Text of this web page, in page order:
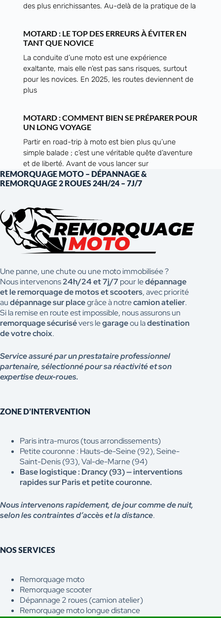
des plus enrichissantes. Au-delà de la pratique de la
MOTARD : LE TOP DES ERREURS À ÉVITER EN
TANT QUE NOVICE
La conduite d’une moto est une expérience
exaltante, mais elle n’est pas sans risques, surtout
pour les novices. En 2025, les routes deviennent de
plus
MOTARD : COMMENT BIEN SE PRÉPARER POUR
UN LONG VOYAGE
Partir en road-trip à moto est bien plus qu’une
simple balade ; c’est une véritable quête d’aventure
et de liberté. Avant de vous lancer sur
REMORQUAGE MOTO – DÉPANNAGE &
REMORQUAGE 2 ROUES 24H/24 – 7J/7
Une panne, une chute ou une moto immobilisée ?
Nous intervenons24h/24 et 7j/7 pour ledépannage
et le remorquage de motos et scooters, avec priorité
audépannage sur placegrâce à notrecamion atelier.
Si la remise en route est impossible, nous assurons un
remorquage sécurisévers legarageou ladestination
de votre choix.
Service assuré par un prestataire professionnel
partenaire, sélectionné pour sa réactivité et son
expertise deux-roues.
ZONE D’INTERVENTION
Paris intra-muros (tous arrondissements)
Petite couronne : Hauts-de-Seine (92), Seine-
Saint-Denis (93), Val-de-Marne (94)
Base logistique : Drancy (93) — interventions
rapides sur Paris et petite couronne.
Nous intervenons rapidement, de jour comme de nuit,
selon les contraintes d’accès et la distance.
NOS SERVICES
Remorquage moto
Remorquage scooter
Dépannage 2 roues (camion atelier)
Remorquage moto longue distance